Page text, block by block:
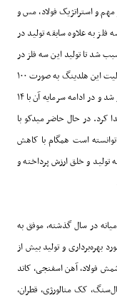
و استراتژیک فولاد، مس و
به علاوه سابقه تولید در
شد تا تولید این سه فلز در
این هلدینگ به صورت۱۰۰
و در ادامه سرمایه آن با۱۴
کرد. در حال حاضر میدکو با
است همگام با کاهش
و خلق ارزش پرداخته و
در سال گذشته، موفق به
بهره‌برداری و تولید بیش از
فولاد، آهن اسفنجی، کاتد
کک متالورژی، قطران،